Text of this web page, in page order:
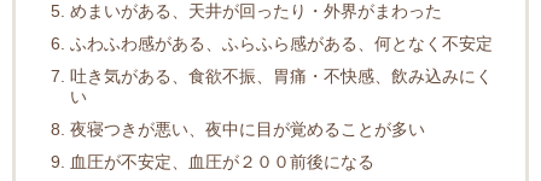
めまいがある、天井が回ったり・外界がまわった
ふわふわ感がある、ふらふら感がある、何となく不安定
吐き気がある、食欲不振、胃痛・不快感、飲み込みにく
い
夜寝つきが悪い、夜中に目が覚めることが多い
血圧が不安定、血圧が２００前後になる